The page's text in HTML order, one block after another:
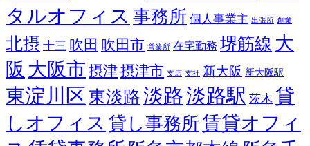
タルオフィス 事務所 個人事業主 出張所 創業
北摂 十三 吹田 吹田市 営業所 在宅勤務 堺筋線 大
阪 大阪市 摂津摂津市 支店 支社 新大阪 新大阪駅
東淀川区 東淡路淡路淡路駅 茨木 貸
しオフィス 貸し事務所賃貸オフィ